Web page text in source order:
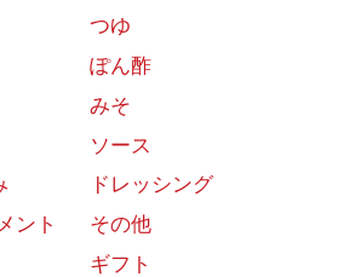
ント
つゆ
ぽん酢
みそ
ソース
ドレッシング
その他
ギフト